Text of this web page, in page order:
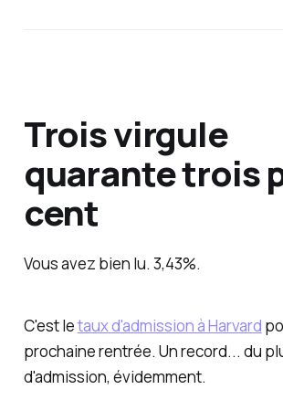
Trois virgule
quarante trois
cent
Vous avez bien lu. 3,43%.
C'est letaux d'admission à Harvard
prochaine rentrée. Un record... du
d'admission, évidemment.